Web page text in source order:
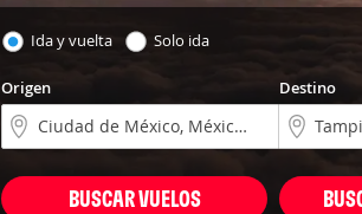
Ida y vuelta Solo ida
Origen Destino
BUSCAR VUELOS